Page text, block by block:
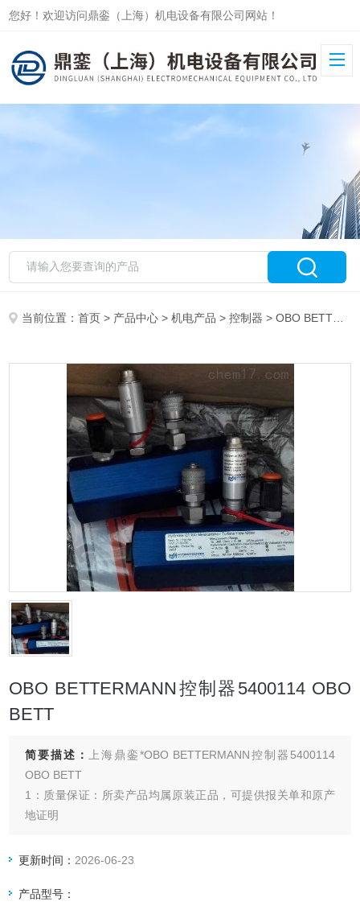
您好！欢迎访问鼎銮（上海）机电设备有限公司网站！
当前位置：首页 > 产品中心 >机电产品 >控制器 > OBO BETTERMANN控制器5400114 OBO BETT
OBO BETTERMANN控制器5400114 OBO
BETT
简要描述：
上海鼎銮*OBO BETTERMANN控制器5400114
OBO BETT
1：质量保证：所卖产品均属原装正品，可提供报关单和原产
地证明
更新时间： 2026-06-23
产品型号：